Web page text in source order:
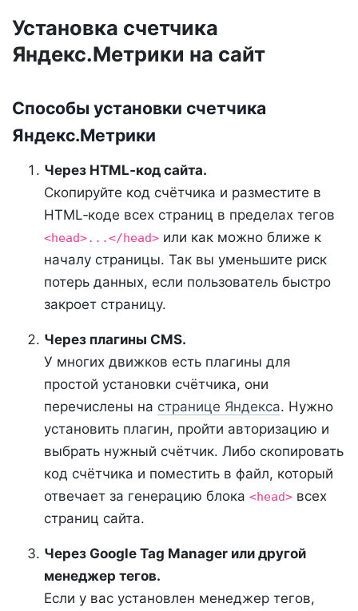
Установка счетчика
Яндекс.Метрики на сайт
Способы установки счетчика
Яндекс.Метрики
Через HTML‑код сайта.
Скопируйте код счётчика и разместите в
HTML‑коде всех страниц в пределах тегов
<head>...</head> или как можно ближе к
началу страницы. Так вы уменьшите риск
потерь данных, если пользователь быстро
закроет страницу.
Через плагины CMS.
У многих движков есть плагины для
простой установки счётчика, они
перечислены на странице Яндекса. Нужно
установить плагин, пройти авторизацию и
выбрать нужный счётчик. Либо скопировать
код счётчика и поместить в файл, который
отвечает за генерацию блока <head> всех
страниц сайта.
Через Google Tag Manager или другой
менеджер тегов.
Если у вас установлен менеджер тегов,